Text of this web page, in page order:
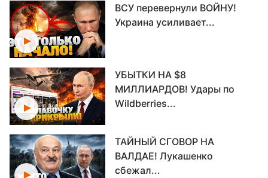
ВСУ перевернули ВОЙНУ!
Украина усиливает...
УБЫТКИ НА $8
МИЛЛИАРДОВ! Удары по
Wildberries...
ТАЙНЫЙ СГОВОР НА
ВАЛДАЕ! Лукашенко
сбежал...